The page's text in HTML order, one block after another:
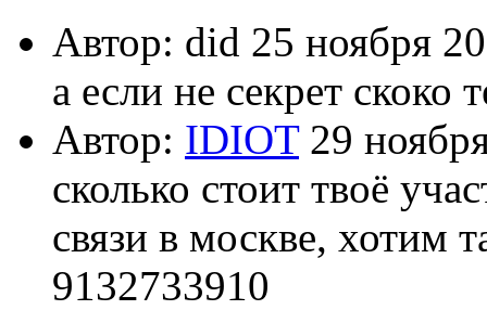
Автор: did 25 ноября
а если не секрет скоко
Автор: IDIOT29
сколько стоит твоё
связи в москве, хотим
9132733910